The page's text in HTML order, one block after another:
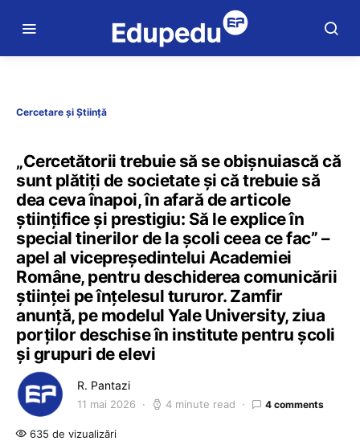
Cercetare și Știință
„Cercetătorii trebuie să se obișnuiască că
sunt plătiți de societate și că trebuie să
dea ceva înapoi, în afară de articole
științifice și prestigiu: Să le explice în
special tinerilor de la școli ceea ce fac” –
apel al vicepreședintelui Academiei
Române, pentru deschiderea comunicării
științei pe înțelesul tururor. Zamfir
anunță, pe modelul Yale University, ziua
porților deschise în institute pentru școli
și grupuri de elevi
R. Pantazi
11 mai 2026 4 minute read 4 comments
635 de vizualizări